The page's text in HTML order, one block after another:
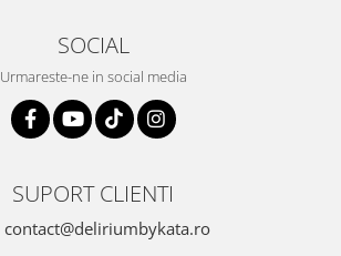
SOCIAL
Urmareste-ne in social media
SUPORT CLIENTI
contact@deliriumbykata.ro